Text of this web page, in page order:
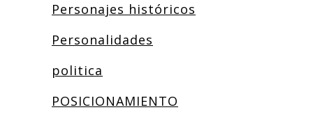
Personajes históricos
Personalidades
politica
POSICIONAMIENTO